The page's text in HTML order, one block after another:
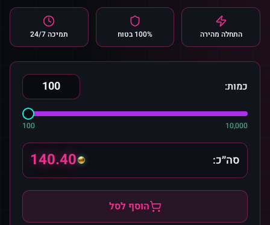
התחלה מהירה 100% בטוח תמיכה 24/7
כמות:
100 10,000
סה״כ: 140.40
הוסף לסל